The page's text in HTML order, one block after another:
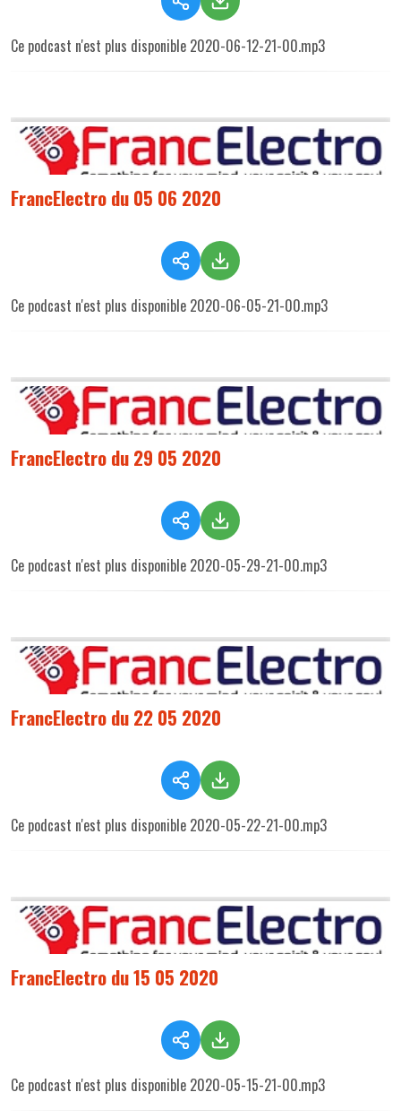
Ce podcast n'est plus disponible 2020-06-12-21-00.mp3
FrancElectro du 05 06 2020
Ce podcast n'est plus disponible 2020-06-05-21-00.mp3
FrancElectro du 29 05 2020
Ce podcast n'est plus disponible 2020-05-29-21-00.mp3
FrancElectro du 22 05 2020
Ce podcast n'est plus disponible 2020-05-22-21-00.mp3
FrancElectro du 15 05 2020
Ce podcast n'est plus disponible 2020-05-15-21-00.mp3